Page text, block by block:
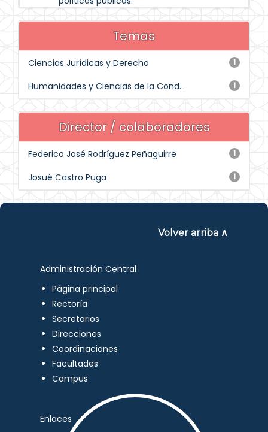
Temas
1
Ciencias Jurídicas y Derecho
1
Humanidades y Ciencias de la Cond...
Director / colaboradores
1
Federico José Rodríguez Peñaguirre
1
Josué Castro Puga
Volver arriba ∧
Administración Central
Página principal
Rectoría
Secretarios
Direcciones
Coordinaciones
Facultades
Campus
Enlaces